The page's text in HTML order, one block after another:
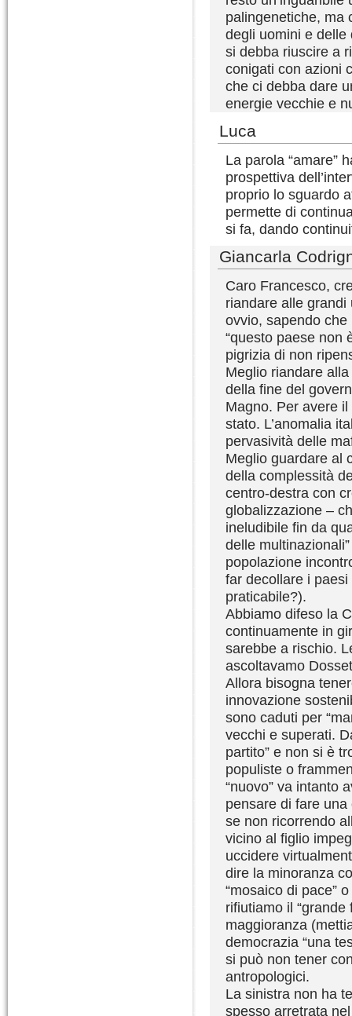
palingenetiche, ma
degli uomini e
si debba riuscire a
conigati con azioni
che ci debba dare
energie vecchie e
Luca
La parola “amare”
prospettiva
proprio lo sguardo
permette di
si fa, dando
Giancarla
Caro Francesco,
riandare alle
ovvio, sapendo che
“questo paese non
pigrizia di non
Meglio riandare
della fine del
Magno. Per avere
stato. L’anomalia
pervasività delle
Meglio guardare al
della complessità
centro-destra con
globalizzazione –
ineludibile fin da
delle
popolazione
far decollare i paesi
praticabile?).
Abbiamo difeso la
continuamente in
sarebbe a rischio.
ascoltavamo
Allora bisogna
innovazione
sono caduti per
vecchi e superati.
partito” e non si è
populiste o
“nuovo” va intanto
pensare di fare
se non ricorrendo
vicino al figlio
uccidere
dire la minoranza
“mosaico di pace”
rifiutiamo il
maggioranza
democrazia “una
si può non tener
antropologici.
La sinistra non ha
spesso arretrata